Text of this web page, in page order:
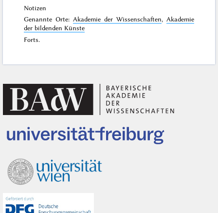
Notizen
Genannte Orte:Akademie der Wissenschaften, Akademie
der bildenden Künste
Forts.